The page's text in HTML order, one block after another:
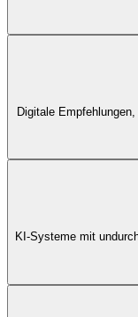
Digitale
KI-Systeme mit